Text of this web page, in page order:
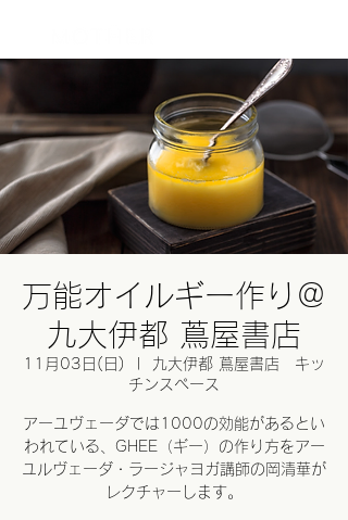
万能オイルギー作り＠
九大伊都 蔦屋書店
11月03日(日)
九大伊都 蔦屋書店 キッ
チンスペース
アーユヴェーダでは1000の効能があるとい
われている、GHEE（ギー）の作り方をアー
ユルヴェーダ・ラージャヨガ講師の岡清華が
レクチャーします。